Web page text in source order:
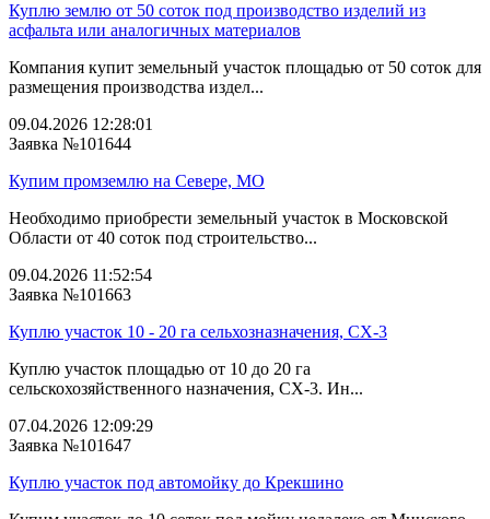
Куплю землю от 50 соток под производство изделий из
асфальта или аналогичных материалов
Компания купит земельный участок площадью от 50 соток для
размещения производства издел...
09.04.2026 12:28:01
Заявка №101644
Купим промземлю на Севере, МО
Необходимо приобрести земельный участок в Московской
Области от 40 соток под строительство...
09.04.2026 11:52:54
Заявка №101663
Куплю участок 10 - 20 га сельхозназначения, СХ-3
Куплю участок площадью от 10 до 20 га
сельскохозяйственного назначения, СХ-3. Ин...
07.04.2026 12:09:29
Заявка №101647
Куплю участок под автомойку до Крекшино